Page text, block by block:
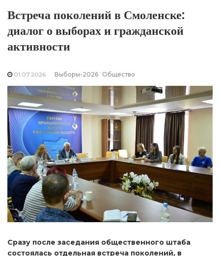
Встреча поколений в Смоленске:
диалог о выборах и гражданской
активности
01.07.2026 Выборы-2026 Общество
Сразу после заседания общественного штаба
состоялась отдельная встреча поколений, в